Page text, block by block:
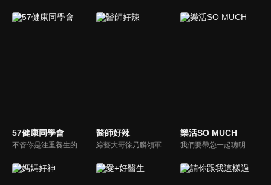
57健康同學會 醫師好辣
綜藝大哥徐乃麟領軍，率領「好辣軍團」挑戰醫界麻辣話題，對上帥哥美女醫師團，不一樣的白色旋風即將登場！以前不敢說的，現在說給你聽，只要你想聽，我們就敢問！沒有不能聊，就怕不夠辣！絕對讓您耳目一新！打破傳統，跳脫框架！挖掘麻辣秘辛！
樂活SO MUCH